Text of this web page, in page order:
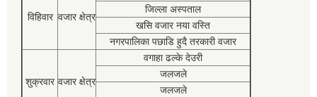
विहिवार वजार क्षेत्र
जिल्ला अस्पताल
खसि वजार नया वस्ति
नगरपालिका पछाडि हुदै तरकारी वजार
शुक्रवार वजार क्षेत्र
वगाहा ढल्के देउरी
जलजले
जलजले